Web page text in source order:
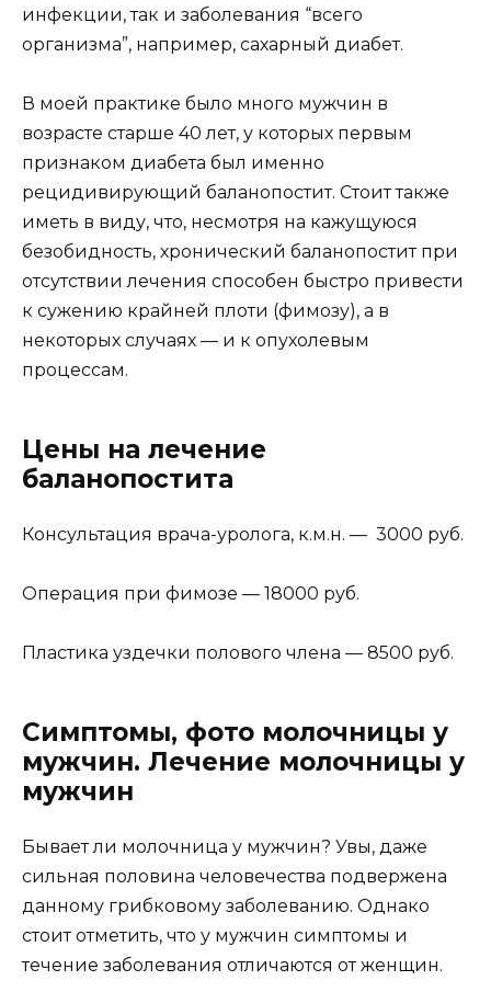
инфекции, так и заболевания “всего
организма”, например, сахарный диабет.
В моей практике было много мужчин в
возрасте старше 40 лет, у которых первым
признаком диабета был именно
рецидивирующий баланопостит. Стоит также
иметь в виду, что, несмотря на кажущуюся
безобидность, хронический баланопостит при
отсутствии лечения способен быстро привести
к сужению крайней плоти (фимозу), а в
некоторых случаях — и к опухолевым
процессам.
Цены на лечение
баланопостита
Консультация врача-уролога, к.м.н. — 3000 руб.
Операция при фимозе — 18000 руб.
Пластика уздечки полового члена — 8500 руб.
Симптомы, фото молочницы у
мужчин. Лечение молочницы у
мужчин
Бывает ли молочница у мужчин? Увы, даже
сильная половина человечества подвержена
данному грибковому заболеванию. Однако
стоит отметить, что у мужчин симптомы и
течение заболевания отличаются от женщин.